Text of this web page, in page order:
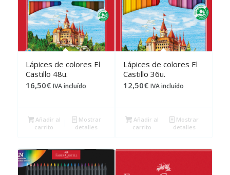
Lápices de colores El
Castillo 48u.
16,50€ IVA incluído
Añadir al
carrito
Mostrar
detalles
Lápices de colores El
Castillo 36u.
12,50€ IVA incluído
Añadir al
carrito
Mostrar
detalles